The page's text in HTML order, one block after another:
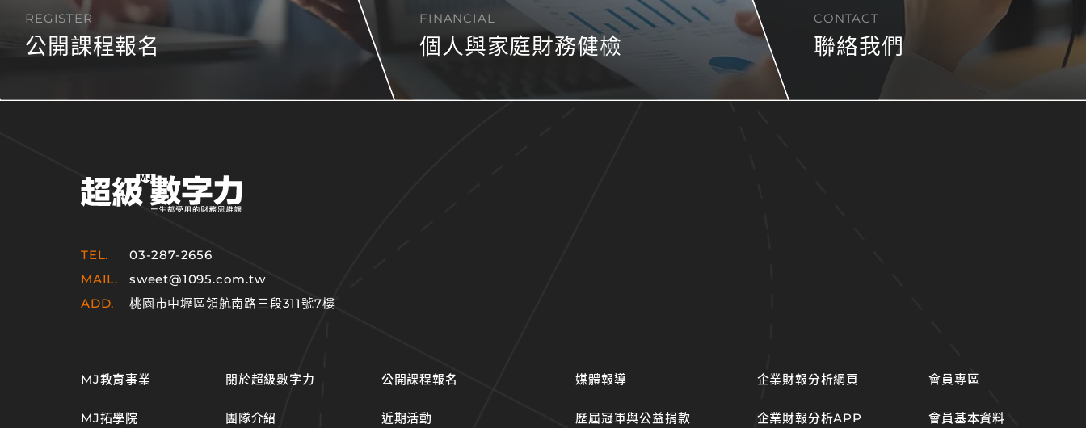
REGISTER
公開課程報名
FINANCIAL
個人與家庭財務健檢
CONTACT
聯絡我們
TEL.
03-287-2656
MAIL.
sweet@1095.com.tw
ADD.
桃園市中壢區領航南路三段311號7樓
MJ教育事業
MJ拓學院
關於超級數字力
團隊介紹
公開課程報名
近期活動
媒體報導
歷屆冠軍與公益捐款
企業財報分析網頁
企業財報分析APP
會員專區
會員基本資料